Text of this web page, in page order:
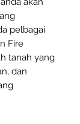
pelbagai
Fire
tanah yang
dan